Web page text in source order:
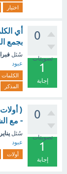
اختيار
0
تصويتات
1
إجابة
أي
بجمع
سُئل
عبود
الكلمات
المذكر
0
تصويتات
1
إجابة
(
- مع
سُئل يناير 5
عبود
أولات